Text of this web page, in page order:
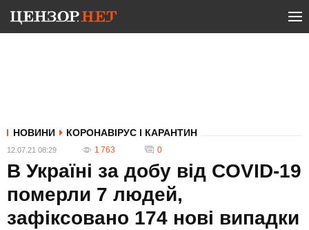
НОВИНИ КОРОНАВІРУС І КАРАНТИН
12.07.21 08:29 1 763 0
В Україні за добу від COVID-19
померли 7 людей,
зафіксовано 174 нові випадки